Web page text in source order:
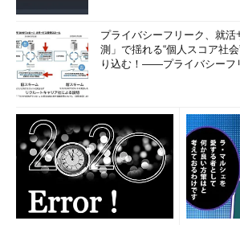
プライバシーフリーク、就
測」で揺れる“個人スコア社
り込む！――プライバシーフ